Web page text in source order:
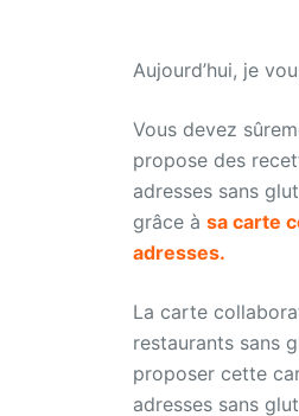
Aujourd’hui, je
Vous devez
propose des
adresses sans
grâce à sa carte
adresses.
La carte
restaurants sans
proposer cette
adresses sans